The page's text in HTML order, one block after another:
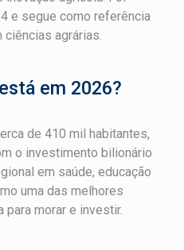
e segue como referência
ciências agrárias.
em 2026?
de 410 mil habitantes,
o investimento bilionário
em saúde, educação
uma das melhores
morar e investir.